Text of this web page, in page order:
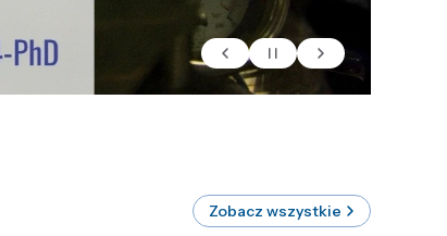
Zobacz wszystkie